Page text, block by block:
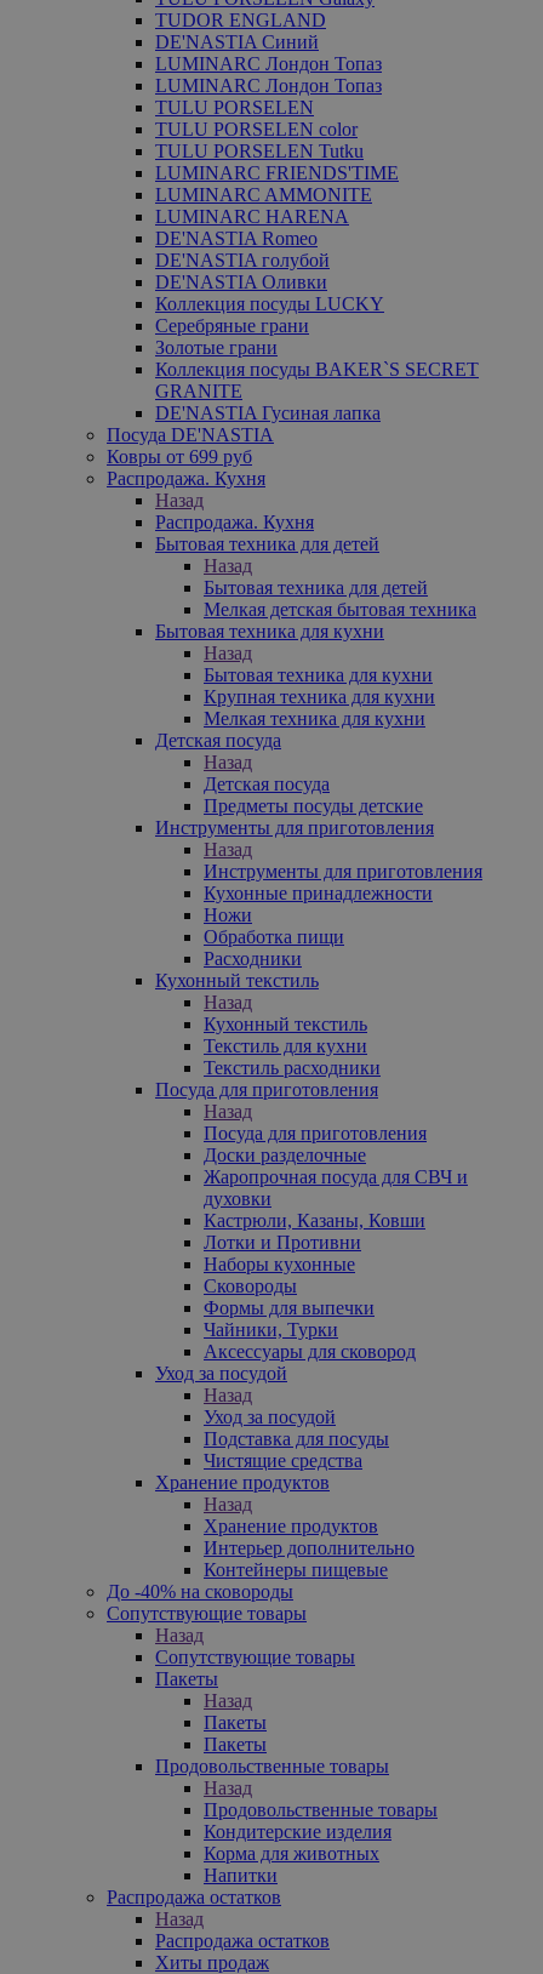
TUDOR ENGLAND
DE'NASTIA Синий
LUMINARC Лондон Топаз
LUMINARC Лондон Топаз
TULU PORSELEN
TULU PORSELEN color
TULU PORSELEN Tutku
LUMINARC FRIENDS'TIME
LUMINARC AMMONITE
LUMINARC HARENA
DE'NASTIA Romeo
DE'NASTIA голубой
DE'NASTIA Оливки
Коллекция посуды LUCKY
Серебряные грани
Золотые грани
Коллекция посуды BAKER`S SECRET
GRANITE
DE'NASTIA Гусиная лапка
Посуда DE'NASTIA
Ковры от 699 руб
Распродажа. Кухня
Назад
Распродажа. Кухня
Бытовая техника для детей
Назад
Бытовая техника для детей
Мелкая детская бытовая техника
Бытовая техника для кухни
Назад
Бытовая техника для кухни
Крупная техника для кухни
Мелкая техника для кухни
Детская посуда
Назад
Детская посуда
Предметы посуды детские
Инструменты для приготовления
Назад
Инструменты для приготовления
Кухонные принадлежности
Ножи
Обработка пищи
Расходники
Кухонный текстиль
Назад
Кухонный текстиль
Текстиль для кухни
Текстиль расходники
Посуда для приготовления
Назад
Посуда для приготовления
Доски разделочные
Жаропрочная посуда для СВЧ и
духовки
Кастрюли, Казаны, Ковши
Лотки и Противни
Наборы кухонные
Сковороды
Формы для выпечки
Чайники, Турки
Аксессуары для сковород
Уход за посудой
Назад
Уход за посудой
Подставка для посуды
Чистящие средства
Хранение продуктов
Назад
Хранение продуктов
Интерьер дополнительно
Контейнеры пищевые
До -40% на сковороды
Сопутствующие товары
Назад
Сопутствующие товары
Пакеты
Назад
Пакеты
Пакеты
Продовольственные товары
Назад
Продовольственные товары
Кондитерские изделия
Корма для животных
Напитки
Распродажа остатков
Назад
Распродажа остатков
Хиты продаж